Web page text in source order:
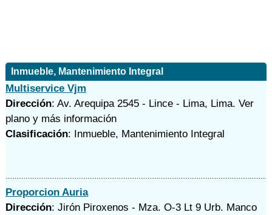
Inmueble, Mantenimiento Integral
Multiservice Vjm
Dirección: Av. Arequipa 2545 - Lince - Lima, Lima. Ver
plano y más información
Clasificación: Inmueble, Mantenimiento Integral
Proporcion Auria
Dirección: Jirón Piroxenos - Mza. O-3 Lt 9 Urb. Manco